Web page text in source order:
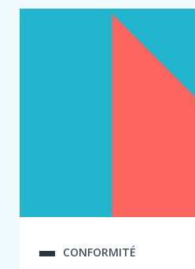
CONFORMITÉ